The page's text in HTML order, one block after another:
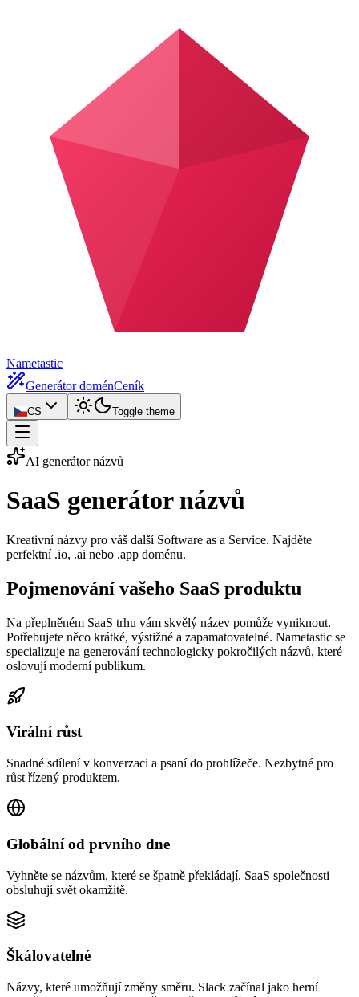
Nametastic
Generátor doménCeník
CS Toggle theme
AI generátor názvů
SaaS generátor názvů
Kreativní názvy pro váš další Software as a Service. Najděte
perfektní .io, .ai nebo .app doménu.
Pojmenování vašeho SaaS produktu
Na přeplněném SaaS trhu vám skvělý název pomůže vyniknout.
Potřebujete něco krátké, výstižné a zapamatovatelné. Nametastic se
specializuje na generování technologicky pokročilých názvů, které
oslovují moderní publikum.
Virální růst
Snadné sdílení v konverzaci a psaní do prohlížeče. Nezbytné pro
růst řízený produktem.
Globální od prvního dne
Vyhněte se názvům, které se špatně překládají. SaaS společnosti
obsluhují svět okamžitě.
Škálovatelné
Názvy, které umožňují změny směru. Slack začínal jako herní